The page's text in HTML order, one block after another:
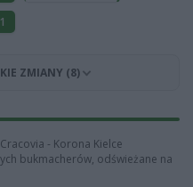
ZMIANY (8)
- Korona Kielce
bukmacherów, odświeżane na